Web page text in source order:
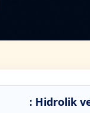
: Hidrolik